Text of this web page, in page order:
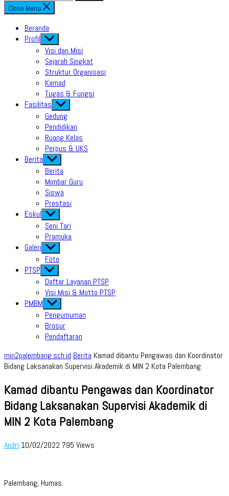
Close Menu
Beranda
Profil Show
sub
menu
Visi dan Misi
Sejarah Singkat
Struktur Organisasi
Kamad
Tugas & Fungsi
Fasilitas Show
sub
menu
Gedung
Pendidikan
Ruang Kelas
Perpus & UKS
Berita Show
sub
menu
Berita
Mimbar Guru
Siswa
Prestasi
Eskul Show
sub
menu
Seni Tari
Pramuka
Galeri Show
sub
menu
Foto
PTSP Show
sub
menu
Daftar Layanan PTSP
Visi Misi & Motto PTSP
PMBM Show
sub
menu
Pengumuman
Brosur
Pendaftaran
min2palembang.sch.id Berita Kamad dibantu Pengawas dan Koordinator
Bidang Laksanakan Supervisi Akademik di MIN 2 Kota Palembang
Kamad dibantu Pengawas dan Koordinator
Bidang Laksanakan Supervisi Akademik di
MIN 2 Kota Palembang
Andri 10/02/2022 795 Views
Palembang, Humas.